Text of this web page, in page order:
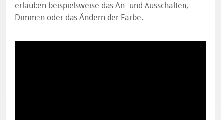
erlauben beispielsweise das An- und Ausschalten,
Dimmen oder das Ändern der Farbe.